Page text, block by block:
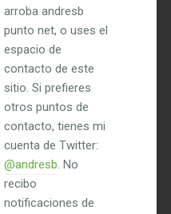
arroba andresb
punto net, o uses el
espacio de
contacto de este
sitio. Si prefieres
otros puntos de
contacto, tienes mi
cuenta de Twitter:
@andresb. No
recibo
notificaciones de